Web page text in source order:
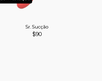
Sr. Sucção
$90